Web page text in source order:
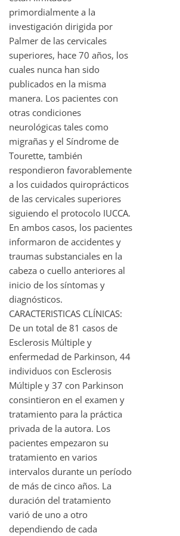
primordialmente a la
investigación dirigida por
Palmer de las cervicales
superiores, hace 70 años, los
cuales nunca han sido
publicados en la misma
manera. Los pacientes con
otras condiciones
neurológicas tales como
migrañas y el Síndrome de
Tourette, también
respondieron favorablemente
a los cuidados quiroprácticos
de las cervicales superiores
siguiendo el protocolo IUCCA.
En ambos casos, los pacientes
informaron de accidentes y
traumas substanciales en la
cabeza o cuello anteriores al
inicio de los síntomas y
diagnósticos.
CARACTERISTICAS CLÍNICAS:
De un total de 81 casos de
Esclerosis Múltiple y
enfermedad de Parkinson, 44
individuos con Esclerosis
Múltiple y 37 con Parkinson
consintieron en el examen y
tratamiento para la práctica
privada de la autora. Los
pacientes empezaron su
tratamiento en varios
intervalos durante un período
de más de cinco años. La
duración del tratamiento
varió de uno a otro
dependiendo de cada